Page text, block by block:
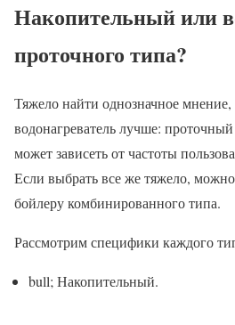
Накопительный или
проточного типа?
Тяжело найти однозначное мнение,
водонагреватель лучше:
может зависеть от частоты
Если выбрать все же тяжело,
бойлеру комбинированного типа.
Рассмотрим специфики каждого
bull; Накопительный.